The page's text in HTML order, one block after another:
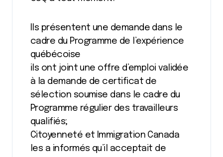
Ils présentent une demande dans le
cadre du Programme de l’expérience
québécoise
ils ont joint une offre d’emploi validée
à la demande de certificat de
sélection soumise dans le cadre du
Programme régulier des travailleurs
qualifiés;
Citoyenneté et Immigration Canada
les a informés qu’il acceptait de